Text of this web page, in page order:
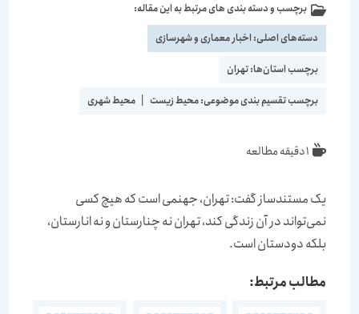
شده
است:
دسته‌
نوشته:
برچسب و دسته بندی های مرتبط به این مقاله:
دسته‌های اصلی:اخبار معماری و شهرسازی
برچسب استان‌ها:تهران
برچسب تقسیم بندی موضوعی:محیط زیست | محیط شهری
زمان1 دقیقه مطالعه
یک مستندساز گفت: تهران، جهنمی است که هیچ کسی
نمی‌تواند در آن زندگی کند، تهران نه چنارستان و نه انارستان،
بلکه دودستان است.
مطالب مرتبط: